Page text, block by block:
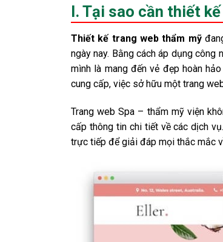
I. Tại sao cần thiết
Thiết kế trang web thẩm mỹ
ngày nay. Bằng cách áp dụng công
mình là mang đến vẻ đẹp hoàn
cung cấp, việc sở hữu một trang
Trang web Spa – thẩm mỹ viện
cấp thông tin chi tiết về các dịch
trực tiếp để giải đáp mọi thắc mắc